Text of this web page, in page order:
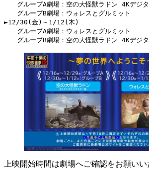
グループA劇場：空の大怪獣ラドン 4Kデジタ
グループB劇場：ウォレスとグルミット
►12/30(金)～1/12(木)
グループA劇場：ウォレスとグルミット
上映開始時間は劇場へご確認をお願いい